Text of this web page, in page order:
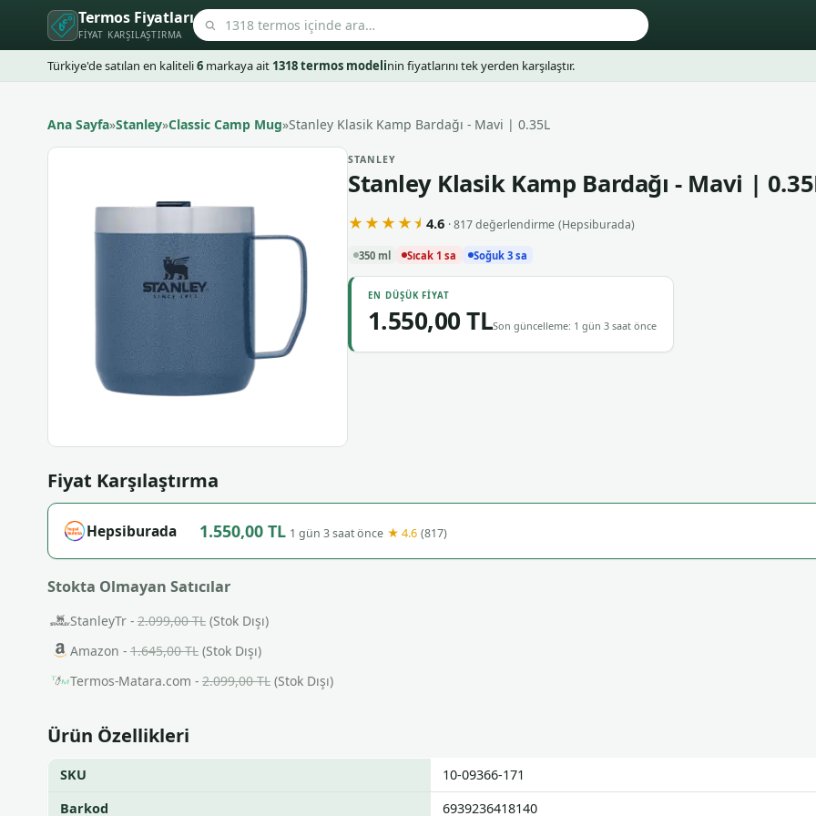
Termos Fiyatları
FIYAT KARŞILAŞTIRMA
Türkiye'de satılan en kaliteli6 markaya ait 1318 termos modelinin fiyatlarını tek yerden karşılaştır.
Ana Sayfa»Stanley»Classic Camp Mug»Stanley Klasik Kamp Bardağı - Mavi | 0.35L
STANLEY
Stanley Klasik Kamp Bardağı - Mavi |
★★★★⯨ 4.6 · 817 değerlendirme (Hepsiburada)
350 ml Sıcak 1 sa Soğuk 3 sa
EN DÜŞÜK FIYAT
1.550,00 TLSon güncelleme: 1 gün 3 saat önce
Fiyat Karşılaştırma
Hepsiburada 1.550,00 TL 1 gün 3 saat önce ★ 4.6 (817)
Stokta Olmayan Satıcılar
StanleyTr - 2.099,00 TL(Stok Dışı)
Amazon - 1.645,00 TL(Stok Dışı)
Termos-Matara.com - 2.099,00 TL(Stok Dışı)
Ürün Özellikleri
SKU
10-09366-171
Barkod
6939236418140